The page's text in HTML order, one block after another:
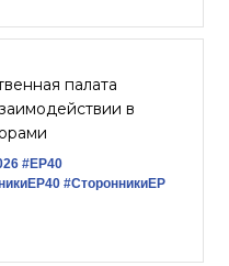
палата
в
#ЕР40
#СторонникиЕР